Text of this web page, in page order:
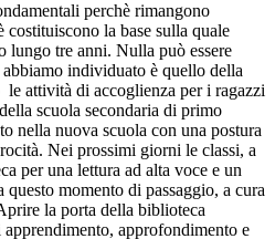
perchè rimangono
la base sulla quale
lungo tre anni. Nulla può essere
individuato è quello della
attività di accoglienza per i ragazzi
scuola secondaria di primo
nella nuova scuola con una postura
Nei prossimi giorni le classi, a
per una lettura ad alta voce e un
momento di passaggio, a cura
la porta della biblioteca
approfondimento e